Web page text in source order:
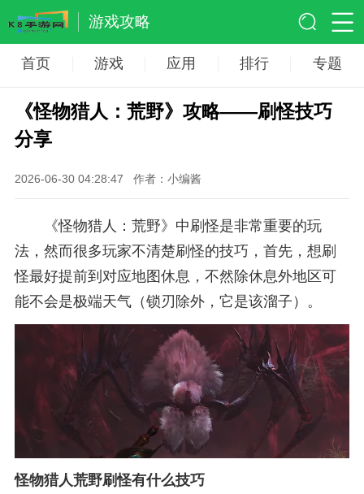
游戏攻略
首页 游戏 应用 排行 专题
《怪物猎人：荒野》攻略——刷怪技巧
分享
2026-06-30 04:28:47 作者：小编酱
《怪物猎人：荒野》中刷怪是非常重要的玩
法，然而很多玩家不清楚刷怪的技巧，首先，想刷
怪最好提前到对应地图休息，不然除休息外地区可
能不会是极端天气（锁刃除外，它是该溜子）。
怪物猎人荒野刷怪有什么技巧